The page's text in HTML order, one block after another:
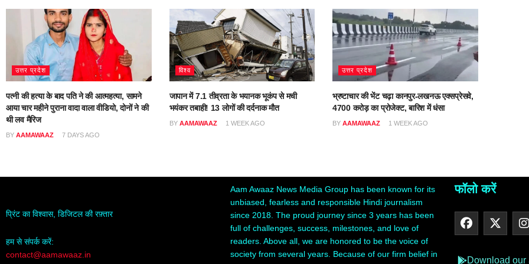
उत्तर प्रदेश
पत्नी की हत्या के बाद पति ने की आत्महत्या, सामने
आया चार महीने पुराना वादा वाला वीडियो, दोनों ने की
थी लव मैरिज
BY AAMAWAAZ 7 DAYS AGO
विश्व
जापान में 7.1 तीव्रता के भयानक भूकंप से मची
भयंकर तबाही! 13 लोगों की दर्दनाक मौत
BY AAMAWAAZ 1 WEEK AGO
उत्तर प्रदेश
भ्रष्टाचार की भेंट चढ़ा कानपुर-लखनऊ एक्सप्रेसवे,
4700 करोड़ का प्रोजेक्ट, बारिश में धंसा
BY AAMAWAAZ 1 WEEK AGO
प्रिंट का विश्वास, डिजिटल की रफ़्तार
हम से संपर्क करें:
contact@aamawaaz.in
Aam Awaaz News Media Group has been known for its
unbiased, fearless and responsible Hindi journalism
since 2018. The proud journey since 3 years has been
full of challenges, success, milestones, and love of
readers. Above all, we are honored to be the voice of
society from several years. Because of our firm belief in
फॉलो करें
Download our